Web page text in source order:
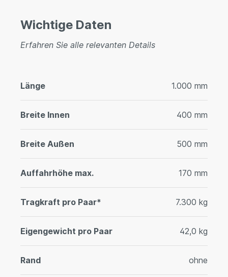
Wichtige Daten
Erfahren Sie alle relevanten Details
Länge 1.000 mm
Breite Innen 400 mm
Breite Außen 500 mm
Auffahrhöhe max. 170 mm
Tragkraft pro Paar* 7.300 kg
Eigengewicht pro Paar 42,0 kg
Rand ohne